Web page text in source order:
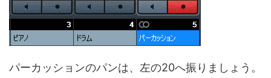
パーカッションのパンは、左の20へ振りましょう。